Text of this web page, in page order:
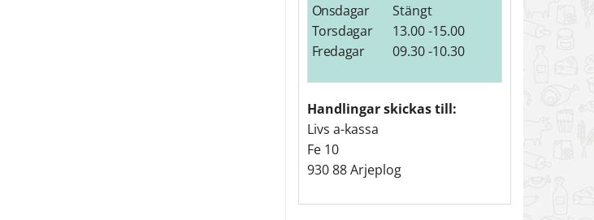
Onsdagar
Torsdagar
Fredagar
Stängt
13.00 -15.00
09.30 -10.30
Handlingar skickas till:
Livs a-kassa
Fe 10
930 88 Arjeplog